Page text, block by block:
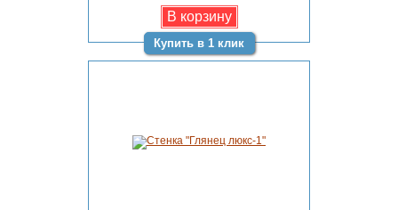
Купить в 1 клик